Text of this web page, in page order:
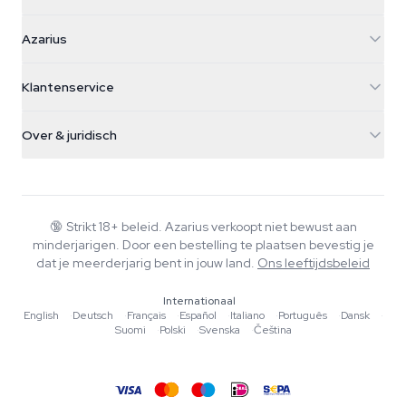
Galvaniweg 11
Nederland
+31(0)204897914
Azarius
Smokeshop
Klantenservice
Retourbeleid
Veelgestelde vragen
Privacybeleid
Over & juridisch
Wiki
Schrijvers
Tools & Calculators
🔞 Strikt 18+ beleid. Azarius verkoopt niet bewust aan
minderjarigen. Door een bestelling te plaatsen bevestig je
dat je meerderjarig bent in jouw land. Ons leeftijdsbeleid
Internationaal
English
·Deutsch ·Français ·Español ·Italiano ·Português ·Dansk
·
Suomi
·Polski ·Svenska ·Čeština